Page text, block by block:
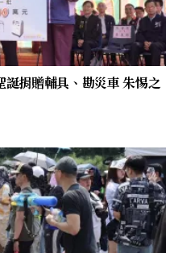
捐贈輔具、勘災車 朱惕之